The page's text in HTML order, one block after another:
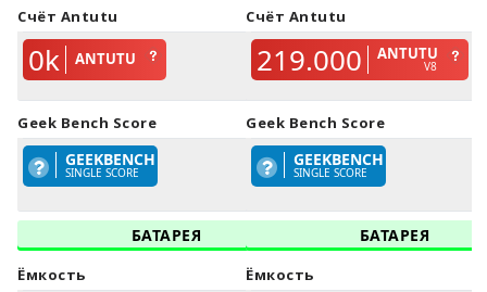
Счёт Antutu
0k ANTUTU
Geek Bench Score
GEEKBENCH
SINGLE SCORE
БАТАРЕЯ
Ёмкость
Счёт Antutu
219.000 ANTUTU
V8
Geek Bench Score
GEEKBENCH
SINGLE SCORE
БАТАРЕЯ
Ёмкость